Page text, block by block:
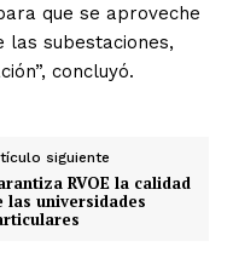
que se aproveche
las subestaciones,
concluyó.
siguiente
RVOE la calidad
las universidades